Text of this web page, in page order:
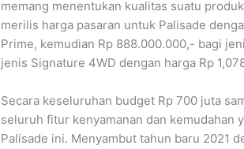
memang menentukan kualitas suatu
merilis harga pasaran untuk Palisade
Prime, kemudian Rp 888.000.000,- bagi
jenis Signature 4WD dengan harga Rp
Secara keseluruhan budget Rp 700 juta
seluruh fitur kenyamanan dan kemudahan
Palisade ini. Menyambut tahun baru 2021